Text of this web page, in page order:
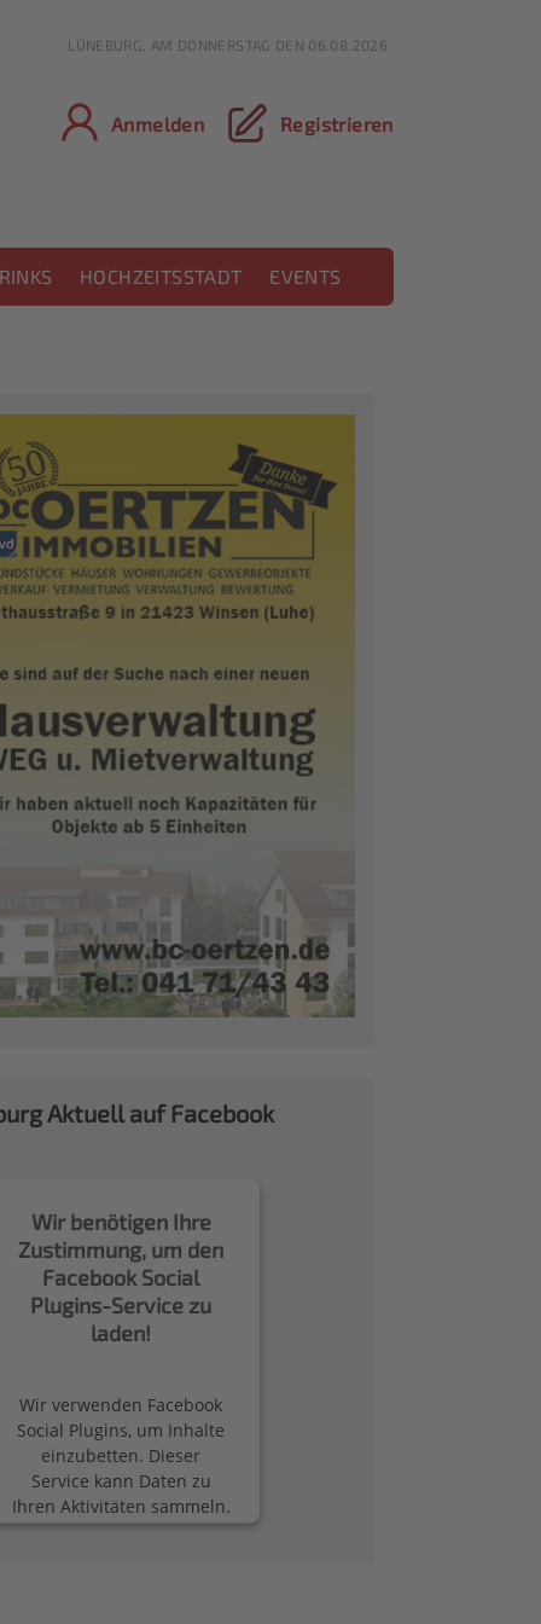
Anmelden Registrieren
HOCHZEITSSTADT EVENTS
LÜNEBURG, AM DONNERSTAG DEN 06.08.2026
Aktuell auf Facebook
Wir benötigen Ihre
Zustimmung, um den
Facebook Social
Plugins-Service zu
laden!
Wir verwenden Facebook
Social Plugins, um Inhalte
einzubetten. Dieser
Service kann Daten zu
Ihren Aktivitäten sammeln.
Bitte lesen Sie die Details